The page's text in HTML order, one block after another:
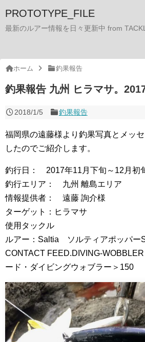
PROTOTYPE_FILE
最新のルアー情報を日々更新中 from
ホーム 釣果報告
釣果報告 九州 ヒラマサ。
2018/1/5 釣果報告
福岡県の遠藤様より釣果写真とメッ
したのでご紹介します。
釣行日： 2017年11月下旬～12月初
釣行エリア： 九州 離島エリア
情報提供者： 遠藤 詢介様
ターゲット：ヒラマサ
使用タックル
ルアー：Saltia ソルティアポッパー
CONTACT FEED.DIVING-
ード・ダイビングウォブラー＞150